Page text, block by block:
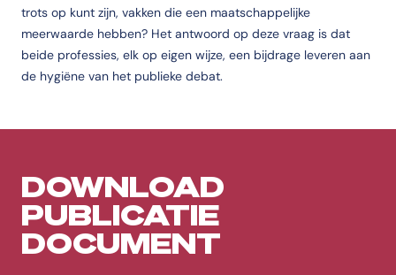
trots op kunt zijn, vakken die een maatschappelijke
meerwaarde hebben? Het antwoord op deze vraag is dat
beide professies, elk op eigen wijze, een bijdrage leveren aan
de hygiëne van het publieke debat.
DOWNLOAD
PUBLICATIE
DOCUMENT